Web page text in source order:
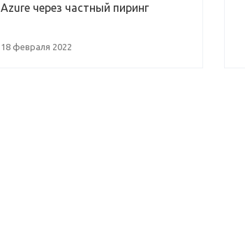
Azure через частный пиринг
18 февраля 2022